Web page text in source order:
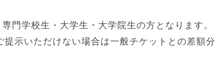
門学校生・大学生・大学院生の方となります。
示いただけない場合は一般チケットとの差額分